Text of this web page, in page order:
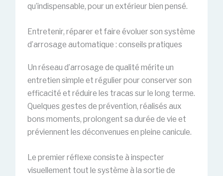
qu’indispensable, pour un extérieur bien pensé.
Entretenir, réparer et faire évoluer son système
d’arrosage automatique : conseils pratiques
Un réseau d’arrosage de qualité mérite un
entretien simple et régulier pour conserver son
efficacité et réduire les tracas sur le long terme.
Quelques gestes de prévention, réalisés aux
bons moments, prolongent sa durée de vie et
préviennent les déconvenues en pleine canicule.
Le premier réflexe consiste à inspecter
visuellement tout le système à la sortie de